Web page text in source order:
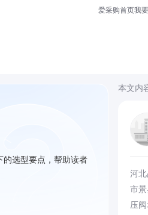
爱采购首页我
的选型要点，帮助读者
本文内
河
市
压